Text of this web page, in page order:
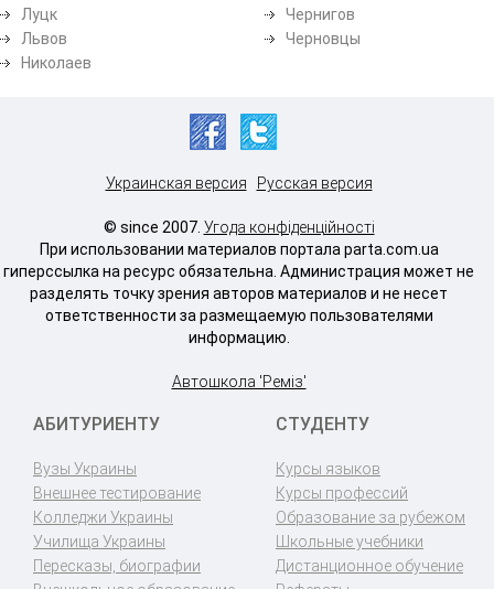
Луцк
Львов
Николаев
Чернигов
Черновцы
Украинская версия Русская версия
© since 2007. Угода конфіденційності
При использовании материалов портала parta.com.ua
гиперссылка на ресурс обязательна. Администрация может не
разделять точку зрения авторов материалов и не несет
ответственности за размещаемую пользователями
информацию.
Автошкола 'Реміз'
АБИТУРИЕНТУ
Вузы Украины
Внешнее тестирование
Колледжи Украины
Училища Украины
Пересказы, биографии
СТУДЕНТУ
Курсы языков
Курсы профессий
Образование за рубежом
Школьные учебники
Дистанционное обучение